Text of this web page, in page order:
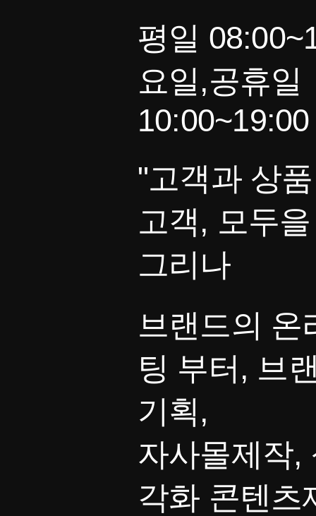
평일
요일,공휴일
10:00~19:00
"고객과 상
고객, 모두
그리나
브랜드의 온
팅 부터, 브
기획,
자사몰제작,
각화 콘텐츠